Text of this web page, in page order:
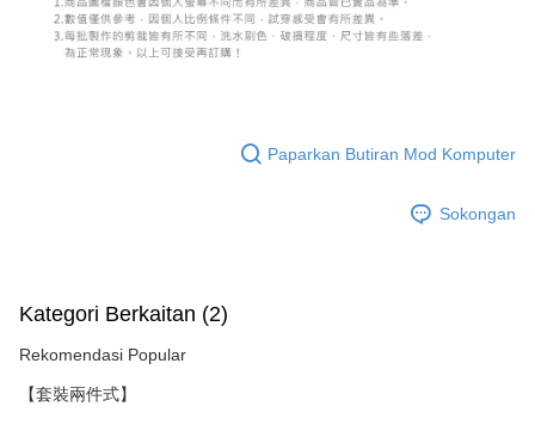
Paparkan Butiran Mod Komputer
Sokongan
Kategori Berkaitan (2)
Rekomendasi Popular
【套裝兩件式】